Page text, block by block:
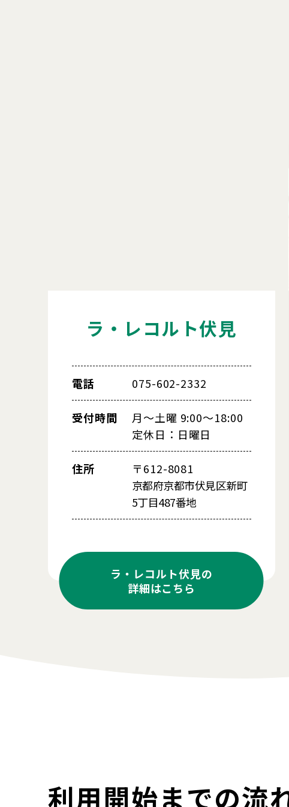
ラ・レコルト伏見
電話 075-602-2332
受付時間
月～土曜 9:00～18:00
定休日：日曜日
住所
〒612-8081
京都府京都市伏見区新町
5丁目487番地
ラ・レコルト伏見の
詳細はこちら
利用開始までの流